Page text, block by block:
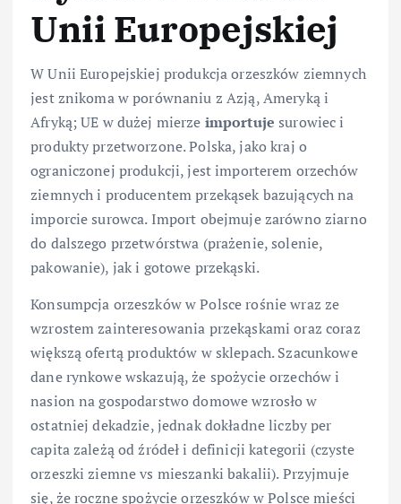
Unii Europejskiej
W Unii Europejskiej produkcja orzeszków ziemnych
jest znikoma w porównaniu z Azją, Ameryką i
Afryką; UE w dużej mierze importuje surowiec i
produkty przetworzone. Polska, jako kraj o
ograniczonej produkcji, jest importerem orzechów
ziemnych i producentem przekąsek bazujących na
imporcie surowca. Import obejmuje zarówno ziarno
do dalszego przetwórstwa (prażenie, solenie,
pakowanie), jak i gotowe przekąski.
Konsumpcja orzeszków w Polsce rośnie wraz ze
wzrostem zainteresowania przekąskami oraz coraz
większą ofertą produktów w sklepach. Szacunkowe
dane rynkowe wskazują, że spożycie orzechów i
nasion na gospodarstwo domowe wzrosło w
ostatniej dekadzie, jednak dokładne liczby per
capita zależą od źródeł i definicji kategorii (czyste
orzeszki ziemne vs mieszanki bakalii). Przyjmuje
się, że roczne spożycie orzeszków w Polsce mieści